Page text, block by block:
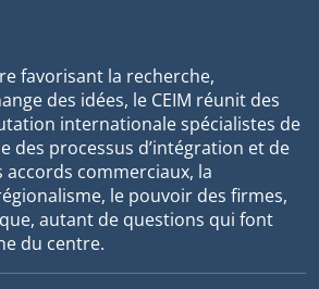
favorisant la recherche,
des idées, le CEIM réunit des
internationale spécialistes de
des processus d’intégration et de
accords commerciaux, la
le pouvoir des firmes,
autant de questions qui font
du centre.